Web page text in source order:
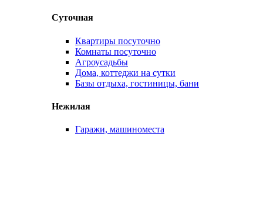
Суточная
Квартиры посуточно
Комнаты посуточно
Агроусадьбы
Дома, коттеджи на сутки
Базы отдыха, гостиницы, бани
Нежилая
Гаражи, машиноместа